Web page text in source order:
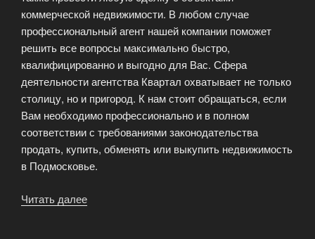
коммерческой недвижимости. В любом случае
профессиональный агент нашей компании поможет
решить все вопросы максимально быстро,
квалифицированно и выгодно для Вас. Сфера
деятельности агентства Квартал охватывает не только
столицу, но и пригород. К нам стоит обращаться, если
Вам необходимо профессионально и в полном
соответствии с требованиями законодательства
продать, купить, обменять или выкупить недвижимость
в Подмосковье.
Читать далее